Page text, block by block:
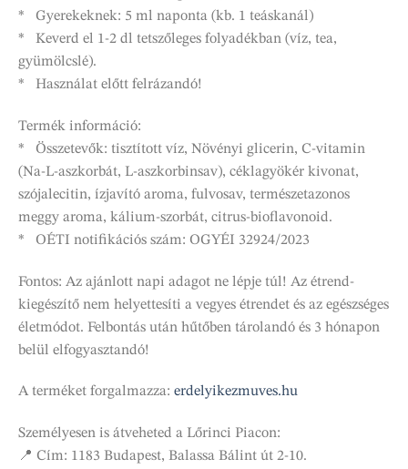
* Gyerekeknek: 5 ml naponta (kb. 1 teáskanál)
* Keverd el 1-2 dl tetszőleges folyadékban (víz, tea,
gyümölcslé).
* Használat előtt felrázandó!
Termék információ:
* Összetevők: tisztított víz, Növényi glicerin, C-vitamin
(Na-L-aszkorbát, L-aszkorbinsav), céklagyökér kivonat,
szójalecitin, ízjavító aroma, fulvosav, természetazonos
meggy aroma, kálium-szorbát, citrus-bioflavonoid.
* OÉTI notifikációs szám: OGYÉI 32924/2023
Fontos: Az ajánlott napi adagot ne lépje túl! Az étrend-
kiegészítő nem helyettesíti a vegyes étrendet és az egészséges
életmódot. Felbontás után hűtőben tárolandó és 3 hónapon
belül elfogyasztandó!
A terméket forgalmazza: erdelyikezmuves.hu
Személyesen is átveheted a Lőrinci Piacon:
📍 Cím: 1183 Budapest, Balassa Bálint út 2-10.